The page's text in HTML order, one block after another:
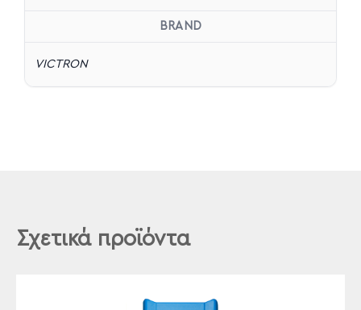
BRAND
VICTRON
Σχετικά προϊόντα